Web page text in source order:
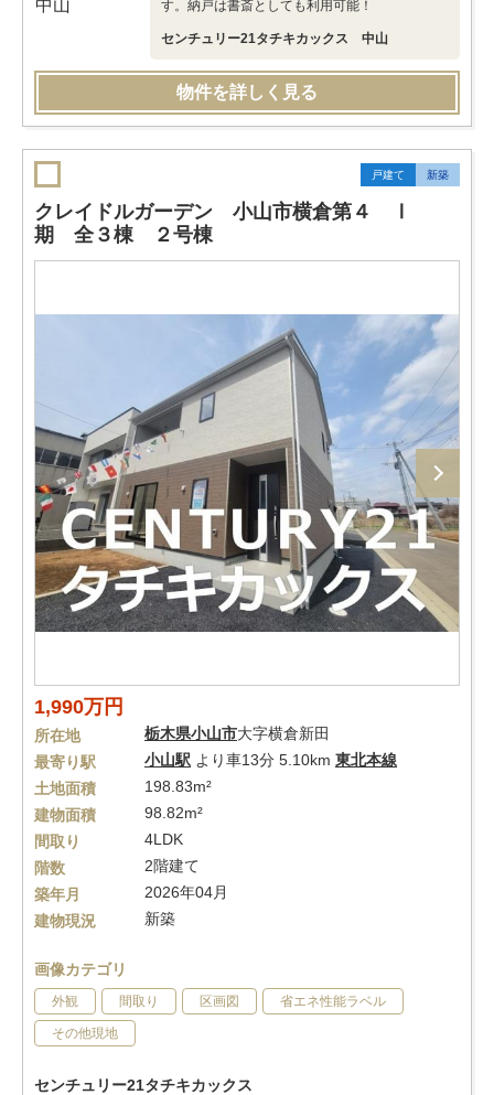
す。納戸は書斎としても利用可能！
センチュリー21タチキカックス 中山
物件を詳しく見る
戸建て 新築
クレイドルガーデン 小山市横倉第４ Ⅰ
期 全３棟 ２号棟
1,990万円
所在地 栃木県小山市大字横倉新田
最寄り駅
小山駅 より車13分 5.10km 東北本線
土地面積
198.83m²
建物面積
98.82m²
間取り
4LDK
階数
2階建て
築年月
2026年04月
建物現況
新築
画像カテゴリ
外観 間取り 区画図 省エネ性能ラベル
その他現地
センチュリー21タチキカックス